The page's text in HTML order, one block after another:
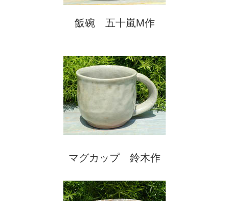
飯碗 五十嵐M作
マグカップ 鈴木作